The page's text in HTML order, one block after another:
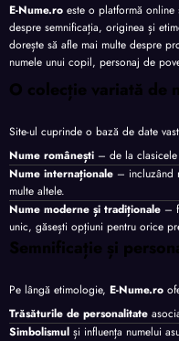
E-Nume.ro este o platformă
despre semnificația, originea și
dorește să afle mai multe despre
numele unui copil, personaj de
O colecție variată de
Site-ul cuprinde o bază de date
Nume românești – de la
Nume internaționale – incluzând
multe altele.
Nume moderne și tradiționale –
unic, găsești opțiuni pentru orice
Semnificație și
Pe lângă etimologie, E-Nume.ro
Trăsăturile de personalitate
Simbolismul și influența numelui